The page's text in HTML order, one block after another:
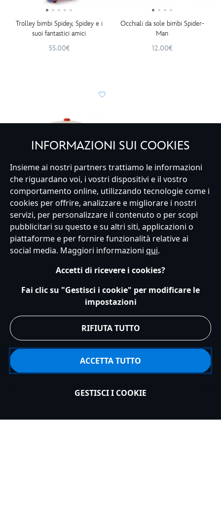
Trolley bimbi Spidey, Spidey e i
suoi fantastici amici
55.00€
Occhiali da sole bimbi Spider-
Man
12.00€
Cappellino con visiera Spider-
Man RSVLTS
45.00€
SERVIZIO CLIENTI
ACCOUNT
INFORMAZIONI SUI COOKIES
Insieme ai nostri partners trattiamo le informazioni
che riguardano voi, i vostri dispositivi e il vostro
comportamento online, utilizzando tecnologie come i
cookies per offrire, analizzare e migliorare i nostri
servizi, per personalizzare il contenuto o per scopi
pubblicitari su questo e su altri siti, applicazioni o
piattaforme e per fornire funzionalità relative ai
social media. Maggiori informazioni qui.
Accetti di ricevere i cookies?
Fai clic su "Gestisci i cookie" per modificare le
impostazioni
RIFIUTA TUTTO
ACCETTA TUTTO
GESTISCI I COOKIE